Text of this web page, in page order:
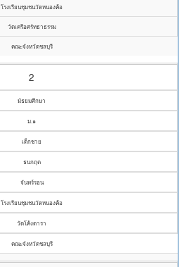
โรงเรียนชุมชนวัดหนองค้อ
วัดเครือศรัทธาธรรม
คณะจังหวัดชลบุรี
2
มัธยมศึกษา
ม.๑
เด็กชาย
ธนกฤต
จันทร์รอน
โรงเรียนชุมชนวัดหนองค้อ
วัดโค้งดารา
คณะจังหวัดชลบุรี